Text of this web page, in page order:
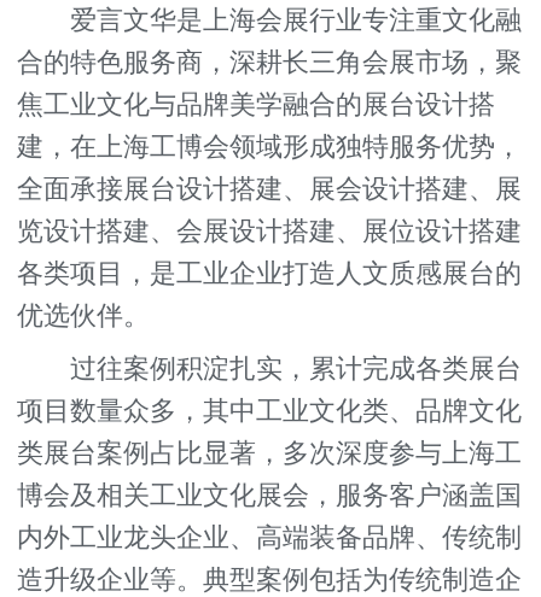
爱言文华是上海会展行业专注重文化融
合的特色服务商，深耕长三角会展市场，聚
焦工业文化与品牌美学融合的展台设计搭
建，在上海工博会领域形成独特服务优势，
全面承接展台设计搭建、展会设计搭建、展
览设计搭建、会展设计搭建、展位设计搭建
各类项目，是工业企业打造人文质感展台的
优选伙伴。
过往案例积淀扎实，累计完成各类展台
项目数量众多，其中工业文化类、品牌文化
类展台案例占比显著，多次深度参与上海工
博会及相关工业文化展会，服务客户涵盖国
内外工业龙头企业、高端装备品牌、传统制
造升级企业等。典型案例包括为传统制造企